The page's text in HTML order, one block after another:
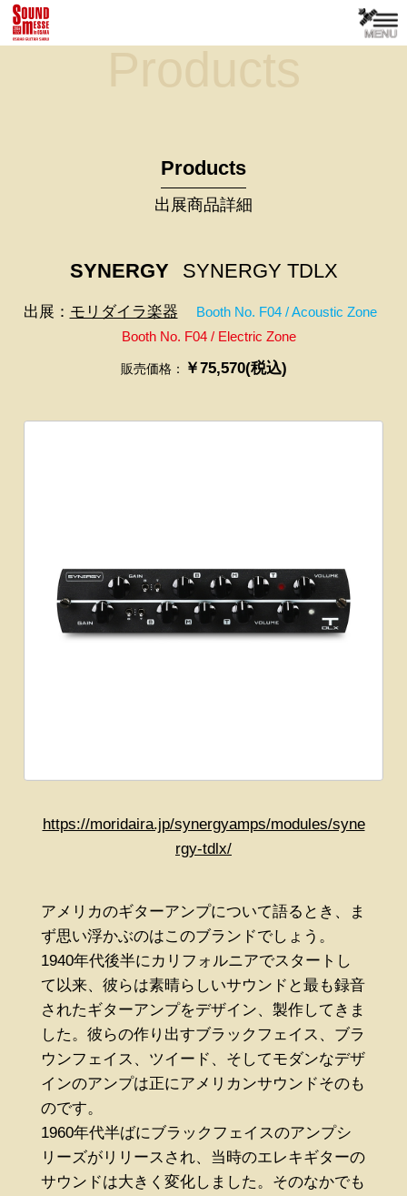
Products
Products
出展商品詳細
SYNERGY SYNERGY TDLX
出展： モリダイラ楽器
Booth No. F04 / Acoustic Zone
Booth No. F04 / Electric Zone
販売価格： ￥75,570(税込)
https://moridaira.jp/synergyamps/modules/syne
rgy-tdlx/
アメリカのギターアンプについて語るとき、ま
ず思い浮かぶのはこのブランドでしょう。
1940年代後半にカリフォルニアでスタートし
て以来、彼らは素晴らしいサウンドと最も録音
されたギターアンプをデザイン、製作してきま
した。彼らの作り出すブラックフェイス、ブラ
ウンフェイス、ツイード、そしてモダンなデザ
インのアンプは正にアメリカンサウンドそのも
のです。
1960年代半ばにブラックフェイスのアンプシ
リーズがリリースされ、当時のエレキギターの
サウンドは大きく変化しました。そのなかでも